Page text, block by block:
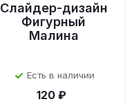
Слайдер-дизайн
Фигурный
Малина
Есть в наличии
120 ₽